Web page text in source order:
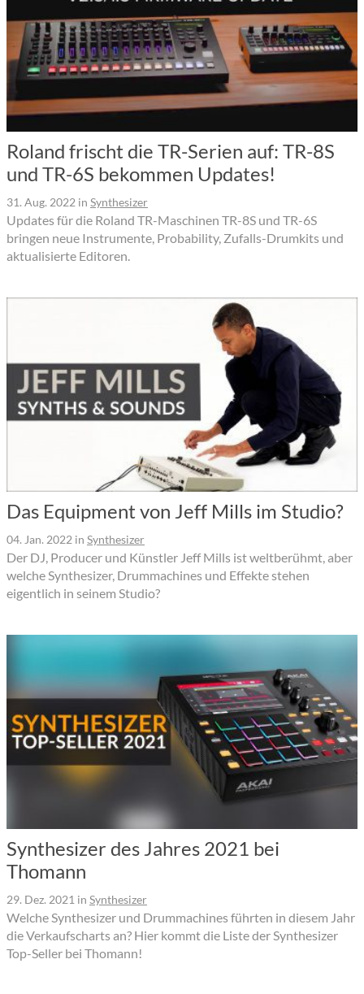
Roland frischt die TR-Serien auf: TR-8S
und TR-6S bekommen Updates!
31. Aug. 2022 in Synthesizer
Updates für die Roland TR-Maschinen TR-8S und TR-6S
bringen neue Instrumente, Probability, Zufalls-Drumkits und
aktualisierte Editoren.
Das Equipment von Jeff Mills im Studio?
04. Jan. 2022 in Synthesizer
Der DJ, Producer und Künstler Jeff Mills ist weltberühmt, aber
welche Synthesizer, Drummachines und Effekte stehen
eigentlich in seinem Studio?
Synthesizer des Jahres 2021 bei
Thomann
29. Dez. 2021 in Synthesizer
Welche Synthesizer und Drummachines führten in diesem Jahr
die Verkaufscharts an? Hier kommt die Liste der Synthesizer
Top-Seller bei Thomann!